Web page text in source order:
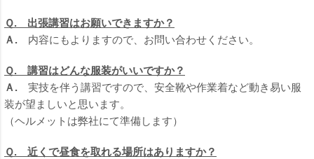
Ｑ. 出張講習はお願いできますか？
Ａ. 内容にもよりますので、お問い合わせください。
Ｑ. 講習はどんな服装がいいですか？
Ａ. 実技を伴う講習ですので、安全靴や作業着など動き易い服
装が望ましいと思います。
（ヘルメットは弊社にて準備します）
Ｑ. 近くで昼食を取れる場所はありますか？